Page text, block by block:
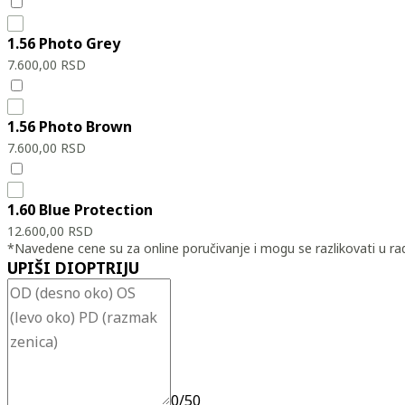
1.56 Photo Grey
7.600,00 RSD
1.56 Photo Brown
7.600,00 RSD
1.60 Blue Protection
12.600,00 RSD
*Navedene cene su za online poručivanje i mogu se razlikovati u
UPIŠI DIOPTRIJU
0/50